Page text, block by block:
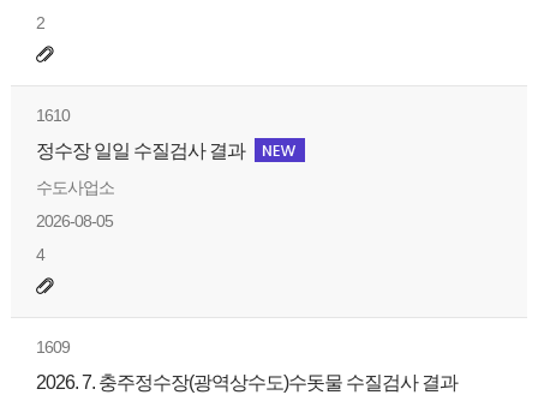
2
1610
정수장 일일 수질검사 결과
수도사업소
2026-08-05
4
1609
2026. 7. 충주정수장(광역상수도)수돗물 수질검사 결과